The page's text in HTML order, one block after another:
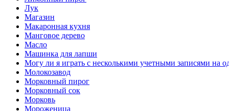
Лук
Магазин
Макаронная кухня
Манговое дерево
Масло
Машинка для лапши
Могу ли я играть с несколькими учетными записями на
Молокозавод
Морковный пирог
Морковный сок
Морковь
Мороженица